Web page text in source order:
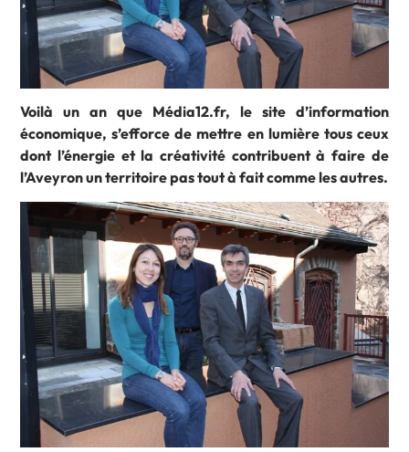
Voilà un an que Média12.fr, le site d’information
économique, s’efforce de mettre en lumière tous ceux
dont l’énergie et la créativité contribuent à faire de
l’Aveyron un territoire pas tout à fait comme les autres.